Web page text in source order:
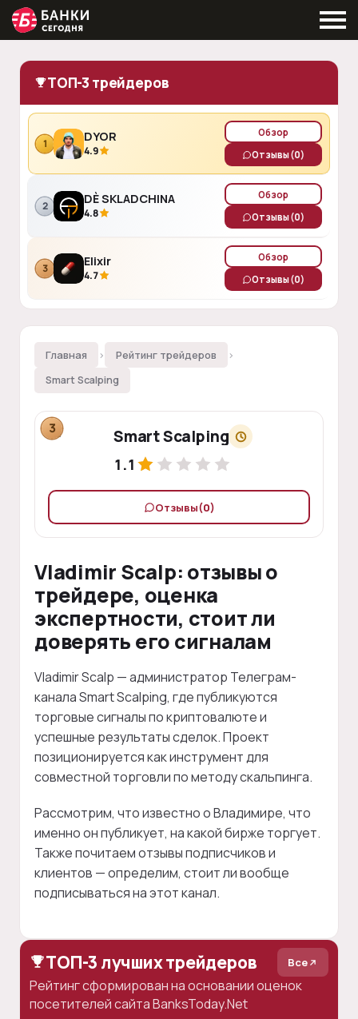
ТОП-3 трейдеров
1 DYOR
4.9
Обзор
Отзывы(0)
2 DÈ SKLADCHINA
4.8
Обзор
Отзывы(0)
3 Elixir
4.7
Обзор
Отзывы(0)
Главная › Рейтинг трейдеров ›
Smart Scalping
3 Smart Scalping
1.1
Отзывы(0)
Vladimir Scalp: отзывы о
трейдере, оценка
экспертности, стоит ли
доверять его сигналам
Vladimir Scalp — администратор Телеграм-
канала Smart Scalping, где публикуются
торговые сигналы по криптовалюте и
успешные результаты сделок. Проект
позиционируется как инструмент для
совместной торговли по методу скальпинга.
Рассмотрим, что известно о Владимире, что
именно он публикует, на какой бирже торгует.
Также почитаем отзывы подписчиков и
клиентов — определим, стоит ли вообще
подписываться на этот канал.
ТОП-3 лучших трейдеров Все
Рейтинг сформирован на основании оценок
посетителей сайта BanksToday.Net